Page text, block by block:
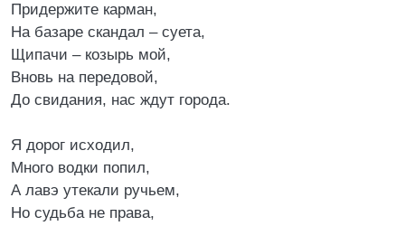
Придержите карман,
На базаре скандал – суета,
Щипачи – козырь мой,
Вновь на передовой,
До свидания, нас ждут города.
Я дорог исходил,
Много водки попил,
А лавэ утекали ручьем,
Но судьба не права,